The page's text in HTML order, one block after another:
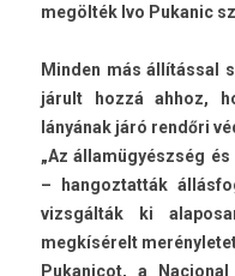
megölték Ivo Pukanic
Mind­en más állítással
járult hozzá ahhoz,
lányának járó rendőri
„Az államügyészség
– han­goz­tatták
vizsgálták ki
megkísérelt
Pukanicot, a